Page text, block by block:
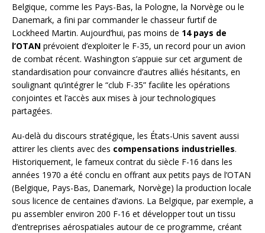
Belgique, comme les Pays-Bas, la Pologne, la Norvège ou le
Danemark, a fini par commander le chasseur furtif de
Lockheed Martin. Aujourd’hui, pas moins de 14 pays de
l’OTAN prévoient d’exploiter le F-35, un record pour un avion
de combat récent. Washington s’appuie sur cet argument de
standardisation pour convaincre d’autres alliés hésitants, en
soulignant qu’intégrer le “club F-35” facilite les opérations
conjointes et l’accès aux mises à jour technologiques
partagées.
Au-delà du discours stratégique, les États-Unis savent aussi
attirer les clients avec des compensations industrielles.
Historiquement, le fameux contrat du siècle F-16 dans les
années 1970 a été conclu en offrant aux petits pays de l’OTAN
(Belgique, Pays-Bas, Danemark, Norvège) la production locale
sous licence de centaines d’avions. La Belgique, par exemple, a
pu assembler environ 200 F-16 et développer tout un tissu
d’entreprises aérospatiales autour de ce programme, créant